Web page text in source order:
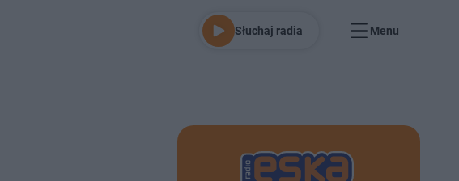
Słuchaj radia Menu